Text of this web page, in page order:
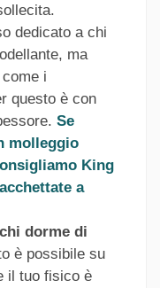
dedicato a chi
ma
i
questo è con
Se
molleggio
King
a
dorme di
è possibile su
il tuo fisico è